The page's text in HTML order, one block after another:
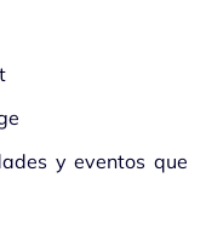
y eventos que